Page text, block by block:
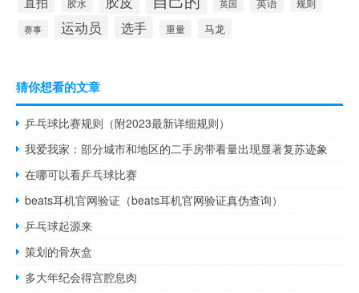
英国
赛事 运动员 选手 重量 马龙
猜你想看的文章
乒乓球比赛规则（附2023最新详细规则）
我爱我家：部分城市和地区的二手房带看量出现显著复苏迹象
在哪可以看乒乓球比赛
beats耳机官网验证（beats耳机官网验证真伪查询）
乒乓球起源来
策划的骨灰盒
多大年纪会得宫腔息肉